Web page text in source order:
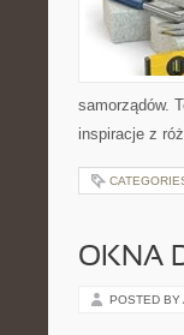
samorządów.
inspiracje z
OKNA
POSTED BY